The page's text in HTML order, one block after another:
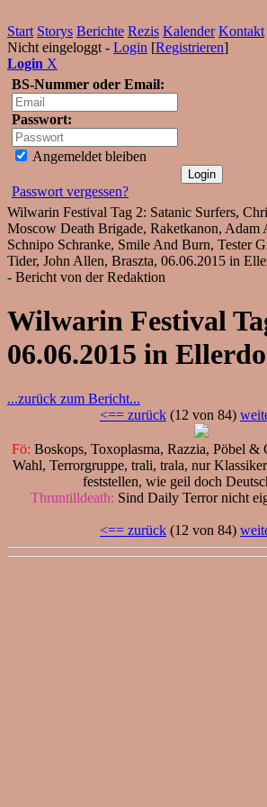
Start Storys Berichte Rezis Kalender Kontakt
Nicht eingeloggt - Login [Registrieren]
Login X
BS-Nummer oder Email:
Passwort:
Angemeldet bleiben
Passwort vergessen?
Wilwarin Festival Tag 2: Satanic Surfers,
Moscow Death Brigade, Raketkanon, Adam
Schnipo Schranke, Smile And Burn, Tester
Tider, John Allen, Braszta, 06.06.2015 in
- Bericht von der Redaktion
Wilwarin Festival
06.06.2015 in
...zurück zum Bericht...
<== zurück (12 von 84)
Fö: Boskops, Toxoplasma, Razzia, Pöbel &
Wahl, Terrorgruppe, trali, trala, nur
feststellen, wie geil doch
Thruntilldeath: Sind Daily Terror nicht
<== zurück (12 von 84)